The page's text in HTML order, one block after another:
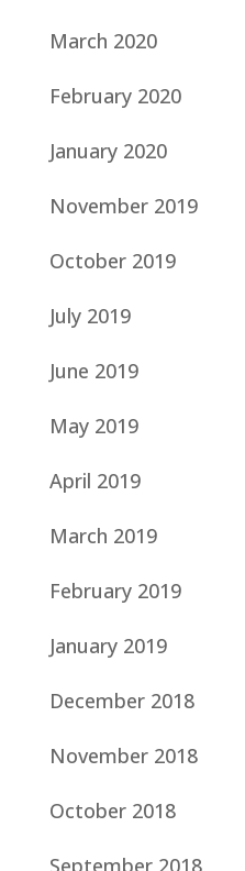
March 2020
February 2020
January 2020
November 2019
October 2019
July 2019
June 2019
May 2019
April 2019
March 2019
February 2019
January 2019
December 2018
November 2018
October 2018
September 2018